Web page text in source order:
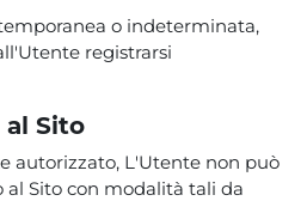
o indeterminata,
registrarsi
al Sito
autorizzato, L'Utente non può
Sito con modalità tali da